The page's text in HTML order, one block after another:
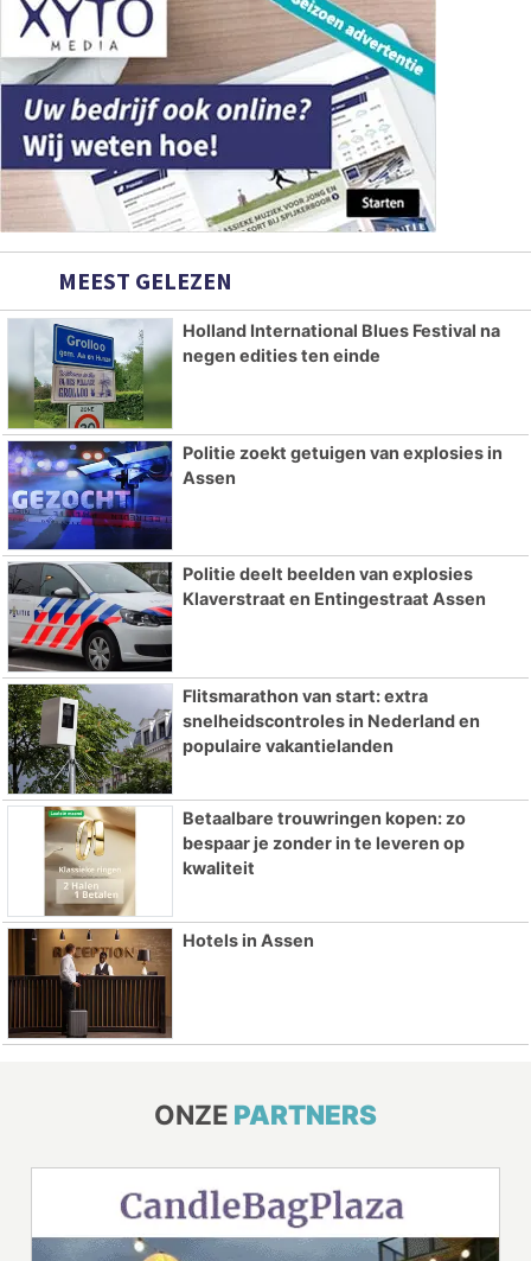
MEEST GELEZEN
Holland International Blues Festival na
negen edities ten einde
Politie zoekt getuigen van explosies in
Assen
Politie deelt beelden van explosies
Klaverstraat en Entingestraat Assen
Flitsmarathon van start: extra
snelheidscontroles in Nederland en
populaire vakantielanden
Betaalbare trouwringen kopen: zo
bespaar je zonder in te leveren op
kwaliteit
Hotels in Assen
ONZE PARTNERS